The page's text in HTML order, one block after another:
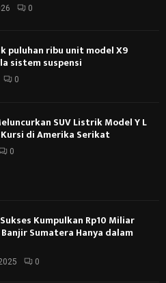
0
puluhan ribu unit model X9
sistem suspensi
0
SUV Listrik Model Y L
di Amerika Serikat
0
Kumpulkan Rp10 Miliar
Sumatera Hanya dalam
0